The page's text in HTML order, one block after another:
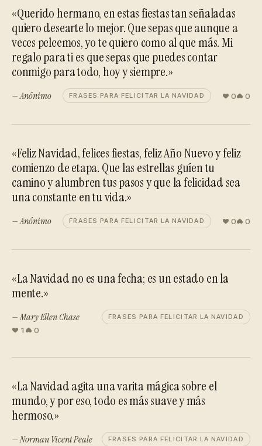
«Querido hermano, en estas fiestas tan señaladas
quiero desearte lo mejor. Que sepas que aunque a
veces peleemos, yo te quiero como al que más. Mi
regalo para ti es que sepas que puedes contar
conmigo para todo, hoy y siempre.»
— Anónimo FRASES PARA FELICITAR LA NAVIDAD 0 0
«Feliz Navidad, felices fiestas, feliz Año Nuevo y feliz
comienzo de etapa. Que las estrellas guíen tu
camino y alumbren tus pasos y que la felicidad sea
una constante en tu vida.»
— Anónimo FRASES PARA FELICITAR LA NAVIDAD 0 0
«La Navidad no es una fecha; es un estado en la
mente.»
— Mary Ellen Chase FRASES PARA FELICITAR LA NAVIDAD
1 0
«La Navidad agita una varita mágica sobre el
mundo, y por eso, todo es más suave y más
hermoso.»
— Norman Vicent Peale FRASES PARA FELICITAR LA NAVIDAD